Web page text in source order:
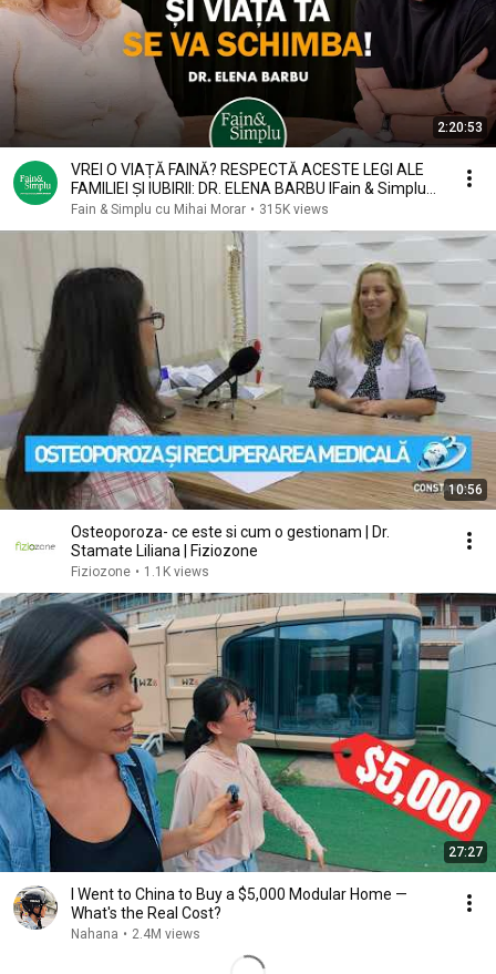
2:20:53
VREI O VIAȚĂ FAINĂ? RESPECTĂ ACESTE LEGI ALE
FAMILIEI ȘI IUBIRII: DR. ELENA BARBU IFain & Simplu
302
Fain & Simplu cu Mihai Morar • 315K views
10:56
Osteoporoza- ce este si cum o gestionam | Dr.
Stamate Liliana | Fiziozone
Fiziozone • 1.1K views
27:27
I Went to China to Buy a $5,000 Modular Home —
What's the Real Cost?
Nahana • 2.4M views